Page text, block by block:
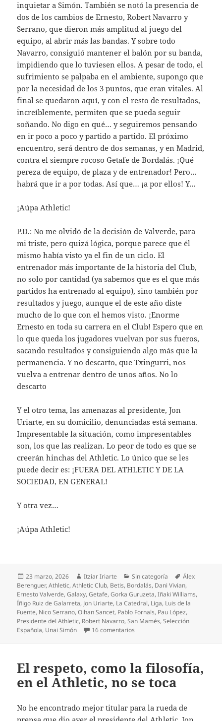
inquietar a Simón. También se notó la presencia de
dos de los cambios de Ernesto, Robert Navarro y
Serrano, que dieron más amplitud al juego del
equipo, al abrir más las bandas. Y sobre todo
Navarro, consiguió mantener el balón por su banda,
impidiendo que lo tuviesen ellos. A pesar de todo, el
sufrimiento se palpaba en el ambiente, supongo que
por la necesidad de los 3 puntos, que eran vitales. Al
final se quedaron aquí, y con el resto de resultados,
increíblemente, permiten que se pueda seguir
soñando. No digo en qué… y seguiremos pensando
en ir poco a poco y partido a partido. El próximo
encuentro, será dentro de dos semanas, y en Madrid,
contra el siempre rocoso Getafe de Bordalás. ¡Qué
pereza de equipo, de plaza y de entrenador! Pero…
habrá que ir a por todas. Así que… ¡a por ellos! Y…
¡Aúpa Athletic!
P.D.: No me olvidó de la decisión de Valverde, para
mi triste, pero quizá lógica, porque parece que él
mismo había visto ya el fin de un ciclo. El
entrenador más importante de la historia del Club,
no solo por cantidad (ya sabemos que es el que más
partidos ha entrenado al equipo), sino también por
resultados y juego, aunque el de este año diste
mucho de lo que con el hemos visto. ¡Enorme
Ernesto en toda su carrera en el Club! Espero que en
lo que queda los jugadores vuelvan por sus fueros,
sacando resultados y consiguiendo algo más que la
permanencia. Y no descarto, que Txingurri, nos
vuelva a entrenar dentro de unos años. No lo
descarto
Y el otro tema, las amenazas al presidente, Jon
Uriarte, en su domicilio, denunciadas está semana.
Impresentable la situación, como impresentables
son, los que las realizan. Lo peor de todo es que se
creerán hinchas del Athletic. Lo único que se les
puede decir es: ¡FUERA DEL ATHLETIC Y DE LA
SOCIEDAD, EN GENERAL!
Y otra vez…
¡Aúpa Athletic!
Publicado
el
23 marzo, 2026 Autor
Itziar Iriarte Categorías
Sin categoría Etiquetas
Álex
Berenguer,Athletic,Athletic Club, Betis, Bordalás, Dani Vivian,
Ernesto Valverde,Galaxy,Getafe,Gorka Guruzeta,Iñaki Williams,
Íñigo Ruiz de Galarreta, Jon Uriarte, La Catedral, Liga, Luis de la
Fuente, Nico Serrano,Oihan Sancet, Pablo Fornals, Pau López,
Presidente del Athletic, Robert Navarro,San Mamés,Selección
Española, Unai Simón 16 comentarios
El respeto, como la filosofía,
en el Athletic, no se toca
No he encontrado mejor titular para la rueda de